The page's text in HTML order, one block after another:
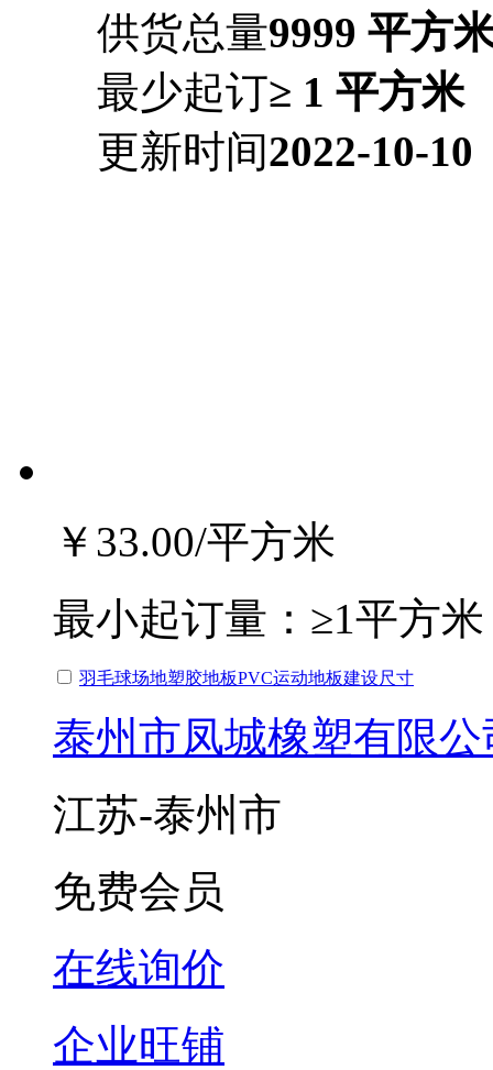
供货总量9999 平方
最少起订≥ 1 平方米
更新时间2022-10-10
￥33.00/平方米
最小起订量： ≥1平方米
羽毛球场地塑胶地板PVC运动地板建设尺寸
泰州市凤城橡塑有限公
江苏-泰州市
免费会员
在线询价
企业旺铺